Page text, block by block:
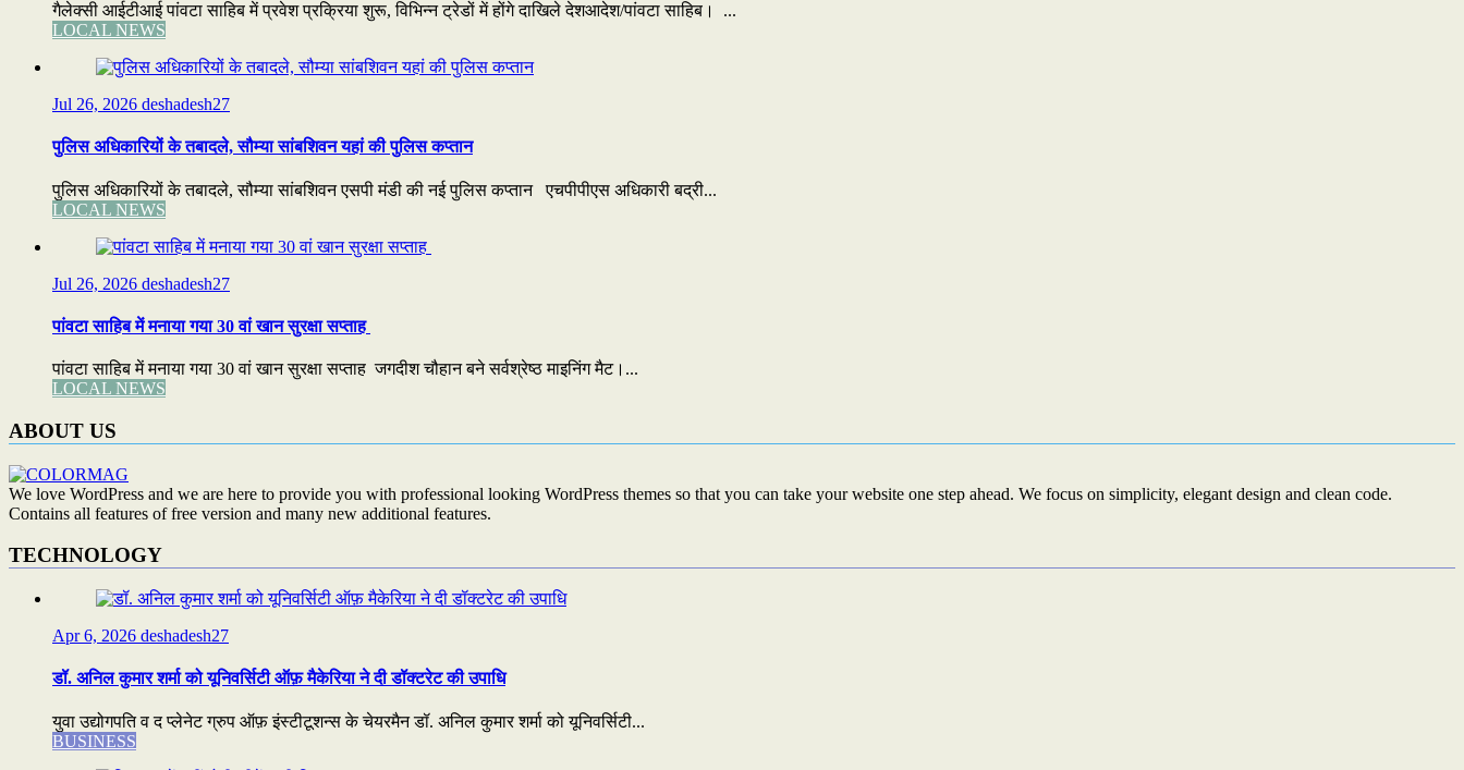
गैलेक्सी आईटीआई पांवटा साहिब में प्रवेश प्रक्रिया शुरू, विभिन्न ट्रेडों में होंगे दाखिले देशआदेश/पांवटा साहिब। ...
LOCAL NEWS
Jul 26, 2026 deshadesh27
पुलिस अधिकारियों के तबादले, सौम्या सांबशिवन यहां की पुलिस कप्तान
पुलिस अधिकारियों के तबादले, सौम्या सांबशिवन एसपी मंडी की नई पुलिस कप्तान एचपीपीएस अधिकारी बद्री...
LOCAL NEWS
Jul 26, 2026 deshadesh27
पांवटा साहिब में मनाया गया 30 वां खान सुरक्षा सप्ताह
पांवटा साहिब में मनाया गया 30 वां खान सुरक्षा सप्ताह जगदीश चौहान बने सर्वश्रेष्ठ माइनिंग मैट।...
LOCAL NEWS
ABOUT US
We love WordPress and we are here to provide you with professional looking WordPress themes so that you can take your website one step ahead. We focus on simplicity, elegant design and clean code.
Contains all features of free version and many new additional features.
TECHNOLOGY
Apr 6, 2026 deshadesh27
डॉ. अनिल कुमार शर्मा को यूनिवर्सिटी ऑफ़ मैकेरिया ने दी डॉक्टरेट की उपाधि
युवा उद्योगपति व द प्लेनेट ग्रुप ऑफ़ इंस्टीटूशन्स के चेयरमैन डॉ. अनिल कुमार शर्मा को यूनिवर्सिटी...
BUSINESS